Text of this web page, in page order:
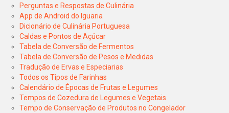
Perguntas e Respostas de Culinária
App de Android do Iguaria
Dicionário de Culinária Portuguesa
Caldas e Pontos de Açúcar
Tabela de Conversão de Fermentos
Tabela de Conversão de Pesos e Medidas
Tradução de Ervas e Especiarias
Todos os Tipos de Farinhas
Calendário de Épocas de Frutas e Legumes
Tempos de Cozedura de Legumes e Vegetais
Tempo de Conservação de Produtos no Congelador